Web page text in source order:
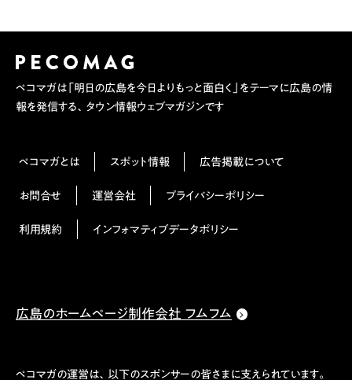
ペコマガは「明日の広島を今日よりもっと面白く」をテーマに広島の情
報を発信する、タウン情報ウェブマガジンです
ペコマガとは スポット情報 広告掲載について
お問合せ 運営会社 プライバシーポリシー
利用規約 インフォマティブデータポリシー
広島のホームページ制作会社 フムフム
ペコマガの運営は、以下のスポンサーの皆さまに支えられています。